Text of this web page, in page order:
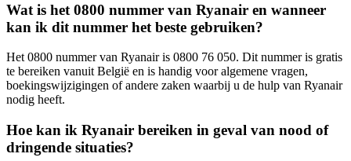
Wat is het 0800 nummer van Ryanair en wanneer
kan ik dit nummer het beste gebruiken?
Het 0800 nummer van Ryanair is 0800 76 050. Dit nummer is gratis
te bereiken vanuit België en is handig voor algemene vragen,
boekingswijzigingen of andere zaken waarbij u de hulp van Ryanair
nodig heeft.
Hoe kan ik Ryanair bereiken in geval van nood of
dringende situaties?